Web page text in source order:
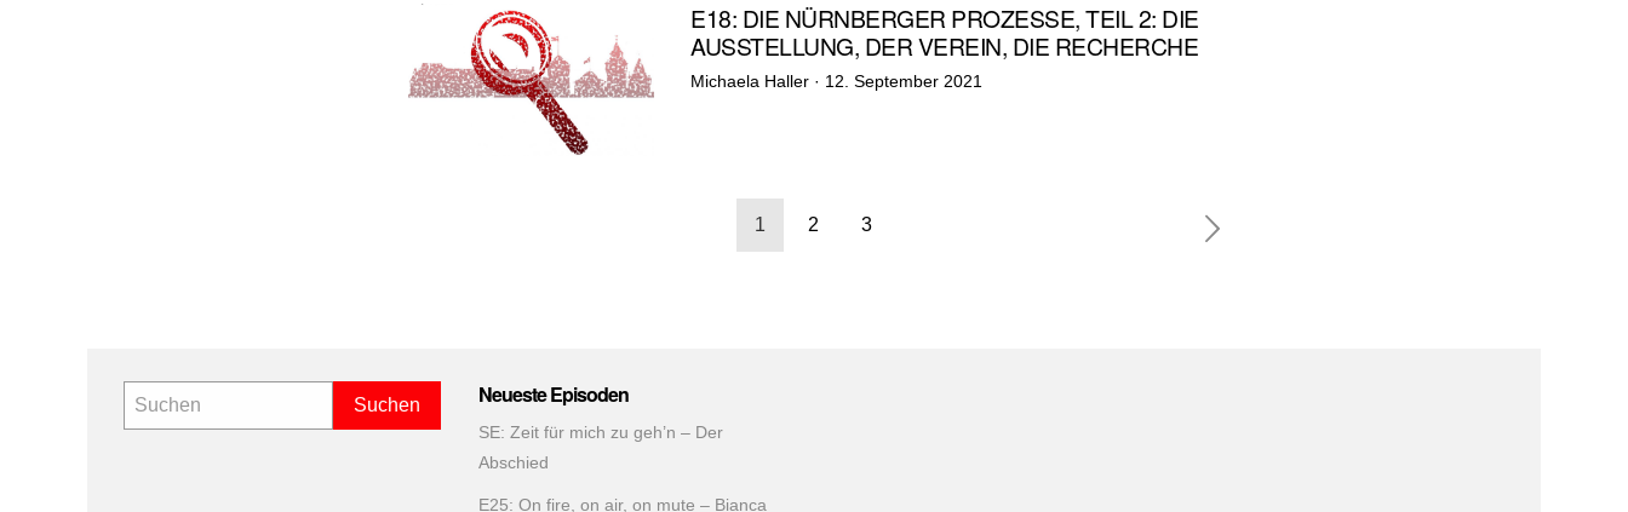
E18: DIE NÜRNBERGER PROZESSE, TEIL 2: DIE
AUSSTELLUNG, DER VEREIN, DIE RECHERCHE
Michaela Haller · Veröffentlicht
12. September 2021
Seitennummerierung
Beiträge
1 2 3
Neueste Episoden
SE: Zeit für mich zu geh’n – Der
Abschied
E25: On fire, on air, on mute – Bianca